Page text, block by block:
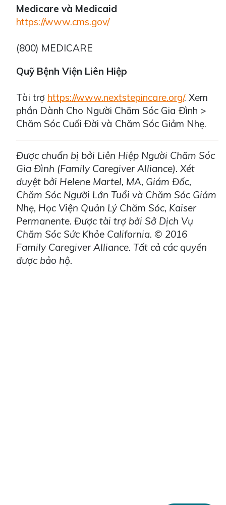
Medicare và Medicaid
https://www.cms.gov/
(800) MEDICARE
Quỹ Bệnh Viện Liên Hiệp
Tài trợ https://www.nextstepincare.org/. Xem
phần Dành Cho Người Chăm Sóc Gia Đình >
Chăm Sóc Cuối Đời và Chăm Sóc Giảm Nhẹ.
Được chuẩn bị bởi Liên Hiệp Người Chăm Sóc
Gia Đình (Family Caregiver Alliance). Xét
duyệt bởi Helene Martel, MA, Giám Đốc,
Chăm Sóc Người Lớn Tuổi và Chăm Sóc Giảm
Nhẹ, Học Viện Quản Lý Chăm Sóc, Kaiser
Permanente. Được tài trợ bởi Sở Dịch Vụ
Chăm Sóc Sức Khỏe California. © 2016
Family Caregiver Alliance. Tất cả các quyền
được bảo hộ.